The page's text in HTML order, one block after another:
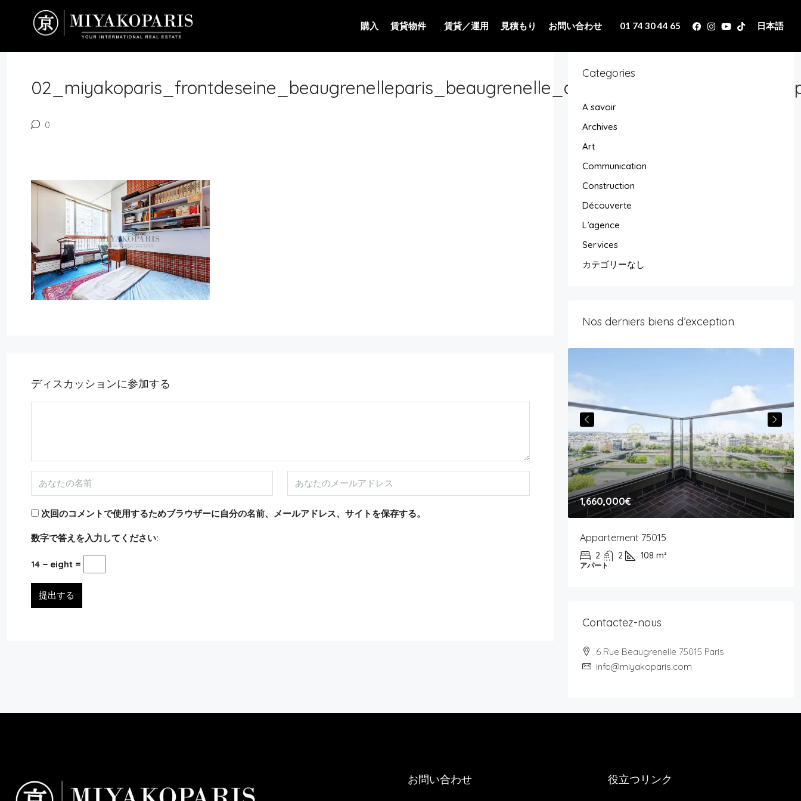
購入 賃貸物件 賃貸／運用 見積もり お問い合わせ 01 74 30 44 65 日本語
0
ディスカッションに参加する
次回のコメントで使用するためブラウザーに自分の名前、メールアドレス、サイトを保存する。
数字で答えを入力してください:
14 − eight =
提出する
Categories
A savoir
Archives
Art
Communication
Construction
Découverte
L’agence
Services
カテゴリーなし
Nos derniers biens d’exception
Appartement 75015
1,660,000€
Appartement 75015
2 2 108 m²
アパート
Contactez-nous
6 Rue Beaugrenelle 75015 Paris
info@miyakoparis.com
お問い合わせ 役立つリンク